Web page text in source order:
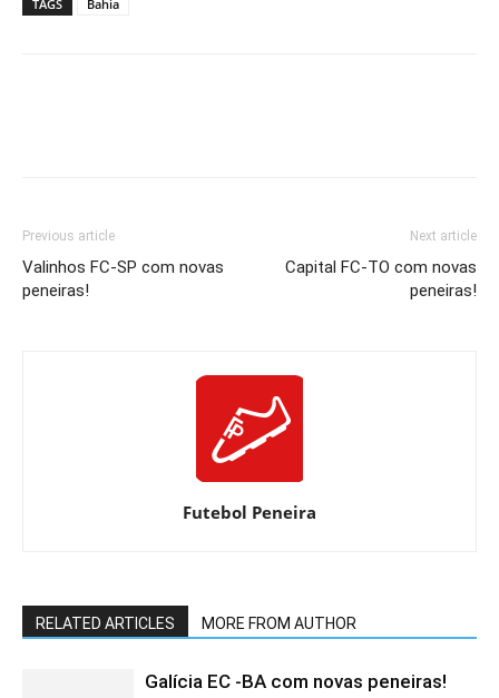
TAGS Bahia
Previous article
Valinhos FC-SP com novas
peneiras!
Next article
Capital FC-TO com novas
peneiras!
Futebol Peneira
RELATED ARTICLES MORE FROM AUTHOR
Galícia EC -BA com novas peneiras!